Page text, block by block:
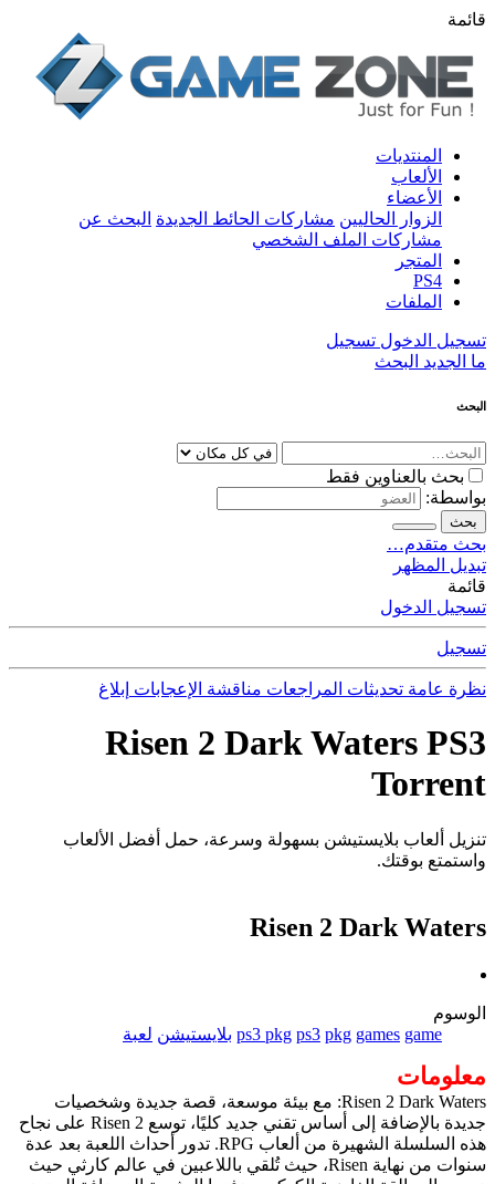
قائمة
المنتديات
الألعاب
الأعضاء
الزوار الحاليين مشاركات الحائط الجديدة البحث عن
مشاركات الملف الشخصي
المتجر
PS4
الملفات
تسجيل الدخول تسجيل
ما الجديد البحث
البحث
بحث بالعناوين فقط
بواسطة:
بحث
بحث متقدم…
تبديل المظهر
قائمة
تسجيل الدخول
تسجيل
نظرة عامة تحديثات المراجعات مناقشة الإعجابات إبلاغ
Risen 2 Dark Waters PS3
Torrent
تنزيل ألعاب بلايستيشن بسهولة وسرعة، حمل أفضل الألعاب
واستمتع بوقتك.
Risen 2 Dark Waters
الوسوم
game
games
pkg
ps3
ps3 pkg بلايستيشن لعبة
معلومات
Risen 2 Dark Waters: مع بيئة موسعة، قصة جديدة وشخصيات
جديدة بالإضافة إلى أساس تقني جديد كليًا، توسع Risen 2 على نجاح
هذه السلسلة الشهيرة من ألعاب RPG. تدور أحداث اللعبة بعد عدة
سنوات من نهاية Risen، حيث تُلقي باللاعبين في عالم كارثي حيث